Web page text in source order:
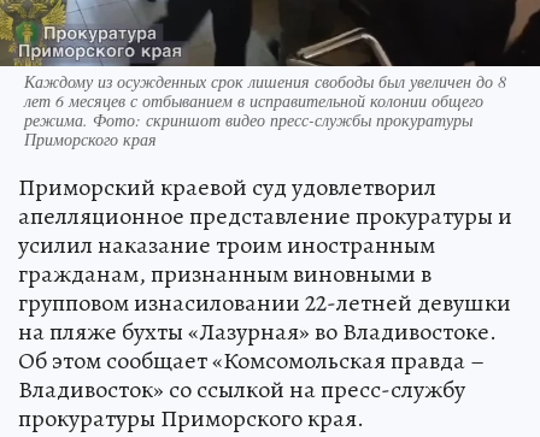
Каждому из осужденных срок лишения свободы был увеличен до 8
лет 6 месяцев с отбыванием в исправительной колонии общего
режима. Фото: скриншот видео пресс-службы прокуратуры
Приморского края
Приморский краевой суд удовлетворил
апелляционное представление прокуратуры и
усилил наказание троим иностранным
гражданам, признанным виновными в
групповом изнасиловании 22-летней девушки
на пляже бухты «Лазурная» во Владивостоке.
Об этом сообщает «Комсомольская правда –
Владивосток» со ссылкой на пресс-службу
прокуратуры Приморского края.